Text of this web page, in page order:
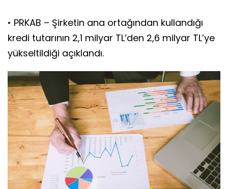
• PRKAB – Şirketin ana ortağından kullandığı
kredi tutarının 2,1 milyar TL’den 2,6 milyar TL’ye
yükseltildiği açıklandı.